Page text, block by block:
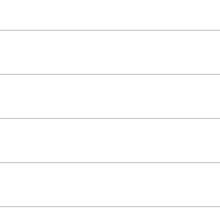
auf dlf.de
App